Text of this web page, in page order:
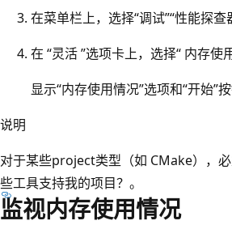
在菜单栏上，选择“调试”“性能探查
在 “灵活 ”选项卡上，选择“ 内存使
显示“内存使用情况”选项和“开始”
说明
对于某些project类型（如 CMake），
些工具支持我的项目？。
监视内存使用情况